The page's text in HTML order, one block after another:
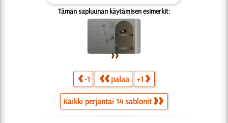
Tämän sapluunan käytämisen esimerkit:
-1 palaa +1
Kaikki perjantai 14 sablonit